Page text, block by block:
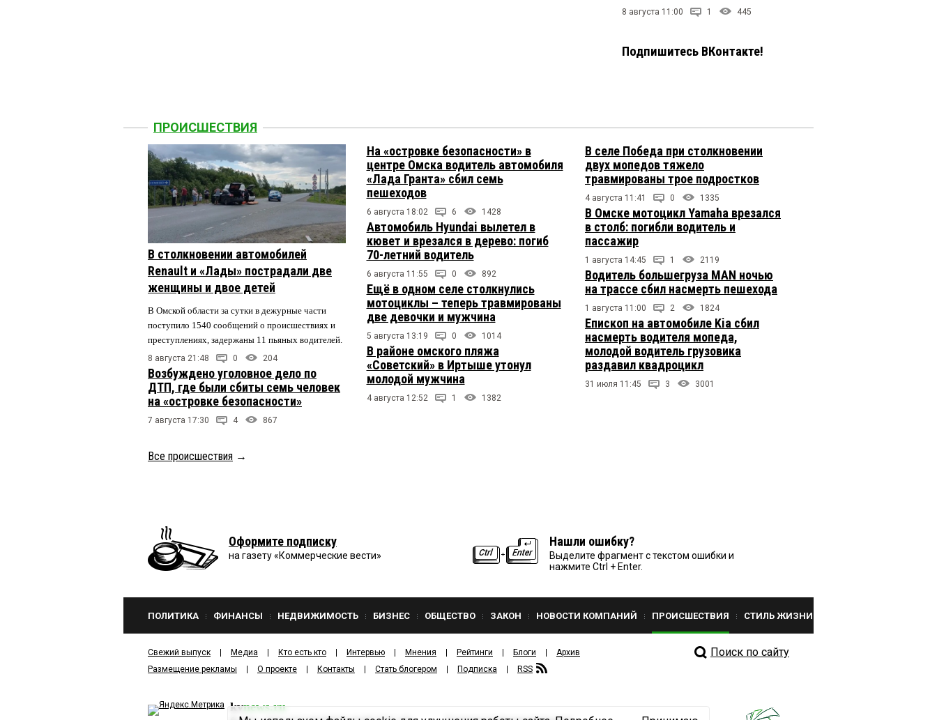
8 августа 11:00 1 445
Подпишитесь ВКонтакте!
ПРОИСШЕСТВИЯ
В столкновении автомобилей
Renault и «Лады» пострадали две
женщины и двое детей
В Омской области за сутки в дежурные части
поступило 1540 сообщений о происшествиях и
преступлениях, задержаны 11 пьяных водителей.
8 августа 21:48 0 204
Возбуждено уголовное дело по
ДТП, где были сбиты семь человек
на «островке безопасности»
7 августа 17:30 4 867
На «островке безопасности» в
центре Омска водитель автомобиля
«Лада Гранта» сбил семь
пешеходов
6 августа 18:02 6 1428
Автомобиль Hyundai вылетел в
кювет и врезался в дерево: погиб
70-летний водитель
6 августа 11:55 0 892
Ещё в одном селе столкнулись
мотоциклы – теперь травмированы
две девочки и мужчина
5 августа 13:19 0 1014
В районе омского пляжа
«Советский» в Иртыше утонул
молодой мужчина
4 августа 12:52 1 1382
В селе Победа при столкновении
двух мопедов тяжело
травмированы трое подростков
4 августа 11:41 0 1335
В Омске мотоцикл Yamaha врезался
в столб: погибли водитель и
пассажир
1 августа 14:45 1 2119
Водитель большегруза MAN ночью
на трассе сбил насмерть пешехода
1 августа 11:00 2 1824
Епископ на автомобиле Kia сбил
насмерть водителя мопеда,
молодой водитель грузовика
раздавил квадроцикл
31 июля 11:45 3 3001
Все происшествия →
Оформите подписку
на газету «Коммерческие вести»
Нашли ошибку?
Выделите фрагмент с текстом ошибки и
нажмите Ctrl + Enter.
ПОЛИТИКА ФИНАНСЫ НЕДВИЖИМОСТЬ БИЗНЕС ОБЩЕСТВО ЗАКОН НОВОСТИ КОМПАНИЙ ПРОИСШЕСТВИЯ СТИЛЬ ЖИЗНИ
Свежий выпуск Медиа Кто есть кто Интервью Мнения Рейтинги Блоги
Архив
Размещение рекламы
О проекте Контакты Стать блогером Подписка RSS
Поиск по сайту
kvnews.ru